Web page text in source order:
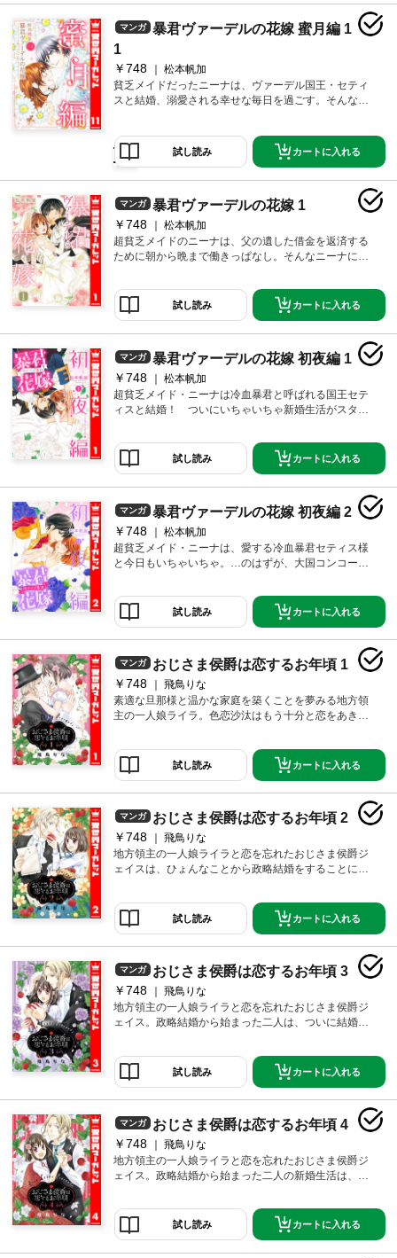
っていたニーナ。そんなニーナを助けてくれた温かい
人々と再会する。誰かのためにと、がんばり続けるニ
ーナのルーツに触れ、セティス様もより一層、ニーナ
への愛を深めて――☆ ※ネクストFから過去に発行さ
れていた同名作品と同様の内容です。重複購入にご注
意ください。
マンガ
暴君ヴァーデルの花嫁 蜜月編 1
1
￥748
松本帆加
貧乏メイドだったニーナは、ヴァーデル国王・セティ
スと結婚、溺愛される幸せな毎日を過ごす。そんなニ
みカップル。2人で支えあい、仲間とともに町の再建に
力を入れようとした矢先、野心家ムザッファルの計略
「民への慈しみや愛情など何の意味もない」そう言い
放つムザッファルに、立ち向かう2人とセティスとニー
ナ。果たして諦めずにみんなで幸せになることはでき
るのか。逆転と奇跡の最終巻です。 ※「【分冊版】暴
君ヴァーデルの花嫁 蜜月編」41～44巻をまとめて収録
試し読み カートに入れる
マンガ 暴君ヴァーデルの花嫁 1
￥748
松本帆加
超貧乏メイドのニーナは、父の遺した借金を返済する
ために朝から晩まで働きっぱなし。そんなニーナに突
めに、一時的な花嫁が必要で雇われたニーナだけど、
王子様の暴君っぷりに振りまわされっぱなしで…!? 身
分違いの秘密の契約結婚ラブ！ ※ネクストFから過去
に発行されていた同名作品と同様の内容です。重複購
入にご注意ください。
試し読み カートに入れる
マンガ 暴君ヴァーデルの花嫁 初夜編 1
￥748
松本帆加
超貧乏メイド・ニーナは冷血暴君と呼ばれる国王セテ
ィスと結婚！ ついにいちゃいちゃ新婚生活がスター
ートのお誘いが！ 久々のデートに喜ぶニーナだけ
ど、セティスにはなにか二人きりになりたい理由があ
るようで…!? ちょっと大人でドキドキな初夜編、スタ
ート!! ※ネクストFから過去に発行されていた同名作品
と同様の内容です。重複購入にご注意ください。
試し読み カートに入れる
マンガ 暴君ヴァーデルの花嫁 初夜編 2
￥748
松本帆加
超貧乏メイド・ニーナは、愛する冷血暴君セティス様
と今日もいちゃいちゃ。…のはずが、大国コンコーネ
ん離れていってしまいそうで…。愛しあう二人がひと
つになれる夜は、いつ？ 大人もドキドキな初夜編、
ますますヒートアップ!! ※ネクストFから過去に発行さ
れていた同名作品と同様の内容です。重複購入にご注
意ください。
試し読み カートに入れる
マンガ おじさま侯爵は恋するお年頃 1
￥748
飛鳥りな
素適な旦那様と温かな家庭を築くことを夢みる地方領
主の一人娘ライラ。色恋沙汰はもう十分と恋をあきら
だけど、純真なライラと過ごすうちに忘れかけた恋心
を思い出し始め―!? ※ネクストFから過去に発行され
ていた同名作品と同様の内容です。重複購入にご注意
試し読み カートに入れる
マンガ おじさま侯爵は恋するお年頃 2
￥748
飛鳥りな
地方領主の一人娘ライラと恋を忘れたおじさま侯爵ジ
ェイスは、ひょんなことから政略結婚をすることに。
て…。だけどある日、ライラの見せた表情にジェイス
は恋心を抑えきれなくなり――!? ※ネクストFから過
去に発行されていた同名作品と同様の内容です。重複
試し読み カートに入れる
マンガ おじさま侯爵は恋するお年頃 3
￥748
飛鳥りな
地方領主の一人娘ライラと恋を忘れたおじさま侯爵ジ
ェイス。政略結婚から始まった二人は、ついに結婚式
変わらずで…。そんな時、偶然旅先で二人は同じベッ
トで一緒に眠ることになり――!? ※ネクストFから過
去に発行されていた同名作品と同様の内容です。重複
試し読み カートに入れる
マンガ おじさま侯爵は恋するお年頃 4
￥748
飛鳥りな
地方領主の一人娘ライラと恋を忘れたおじさま侯爵ジ
ェイス。政略結婚から始まった二人の新婚生活は、
に告白されたライラ。しかも独り占め宣言までされ
て…!? ドキラブ真っ最中のなか、ライラの実家に里帰
りした二人。だけどそこで、ライラの幼馴染がジェイ
スをライバル視してきて――!? ※ネクストFから過去
試し読み カートに入れる